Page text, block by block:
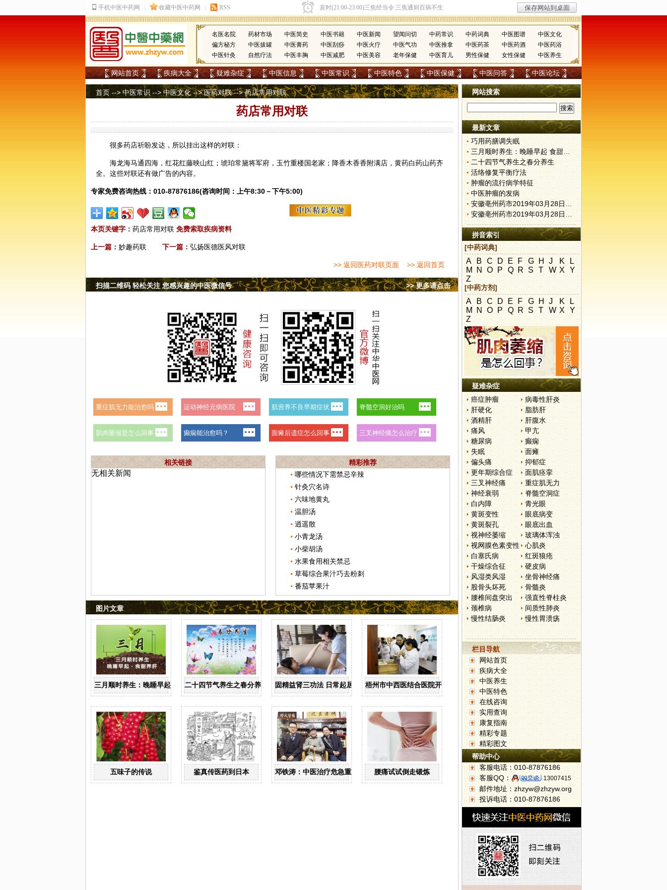
名医名院 药材市场 中医简史 中医书籍 中医新闻 望闻问切 中药常识 中药词典 中医图谱
中医文化
偏方秘方
中医拔罐 中医膏药 中医刮痧 中医火疗 中医气功 中医推拿 中医药茶 中医药酒
中医药浴
中医针灸
自然疗法 中医丰胸 中医减肥 中医美容 老年保健 中医育儿 男性保健 女性保健 中医养生
网站首页 疾病大全 疑难杂症 中医信息 中医常识 中医特色 中医保健 中医问答 中医论坛
首页 -->中医常识 -->中医文化-->医药对联--> 药店常用对联
药店常用对联
很多药店祈盼发达，所以挂出这样的对联：
海龙海马通四海， 红花红藤映山红； 琥珀常黛将军府， 玉竹重楼国老家； 降香木香香附满店，黄药白药山药齐
全。这些对联还有做广告的内容。
专家免费咨询热线：010-87876186(咨询时间：上午8:30－下午5:00)
本页关键字： 药店常用对联 免费索取疾病资料
上一篇： 妙趣药联 下一篇： 弘扬医德医风对联
>> 返回医药对联页面 >> 返回首页
>> 更多请点击
扫描二维码 轻松关注 您感兴趣的中医微信号
相关链接
无相关新闻
精彩推荐
哪些情况下需禁忌辛辣
针灸穴名诗
六味地黄丸
温胆汤
逍遥散
小青龙汤
小柴胡汤
水果食用相关禁忌
草莓综合果汁巧去粉刺
番茄苹果汁
图片文章
三月顺时养生：晚睡早起 食甜养肝二十四节气养生之春分养生 固精益肾三功法 日常起居均可做梧州市中西医结合医院开展中药辨识系列活动
五味子的传说 鉴真传医药到日本 邓铁涛：中医治疗危急重症大有可为腰痛试试倒走锻炼
网站搜索
最新文章
巧用药膳调失眠
三月顺时养生：晚睡早起 食甜养肝
二十四节气养生之春分养生
活络修复平衡疗法
肿瘤的流行病学特征
中医肿瘤的发病
安徽亳州药市2019年03月28日快讯
安徽亳州药市2019年03月28日快讯
拼音索引
[中药词典]
A B C D E F G H J K
L
M N O P Q R S T W X
Y
Z
[中药方剂]
A B C D E F G H J K
L
M N O P Q R S T W X
Y
Z
疑难杂症
癌症肿瘤
病毒性肝炎
肝硬化
脂肪肝
酒精肝
肝腹水
痛风
甲亢
糖尿病
癫痫
失眠
面瘫
偏头痛
抑郁症
更年期综合症
面肌痉挛
三叉神经痛
重症肌无力
神经衰弱
脊髓空洞症
白内障
青光眼
黄斑变性
眼底病变
黄斑裂孔
眼底出血
视神经萎缩
玻璃体浑浊
视网膜色素变性
心肌炎
白塞氏病
红斑狼疮
干燥综合征
硬皮病
风湿类风湿
坐骨神经痛
股骨头坏死
骨髓炎
腰椎间盘突出
强直性脊柱炎
颈椎病
间质性肺炎
慢性结肠炎
慢性胃溃疡
栏目导航
网站首页
疾病大全
中医养生
中医特色
在线咨询
实用查询
康复指南
精彩专题
精彩图文
帮助中心
客服电话：010-87876186
客服QQ：
13007415
邮件地址：zhzyw@zhzyw.org
投诉电话：010-87876186